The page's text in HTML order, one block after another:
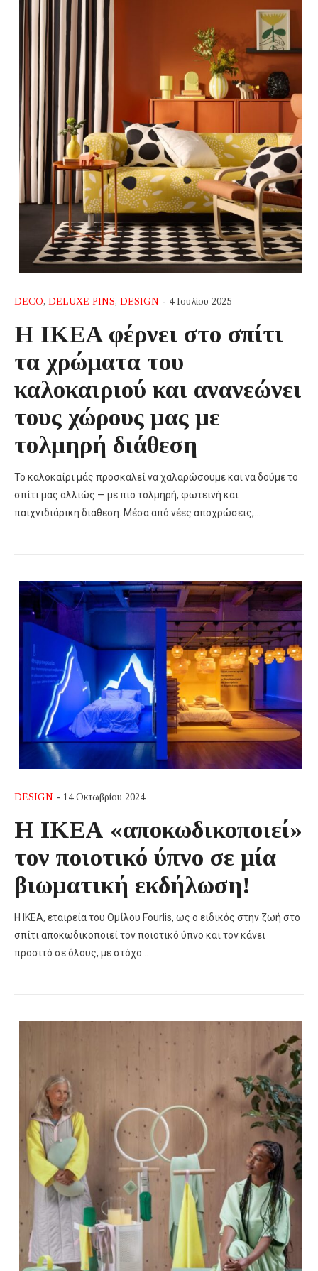
DECO, DELUXE PINS, DESIGN - 4 Ιουλίου 2025
Η IKEA φέρνει στο σπίτι
τα χρώματα του
καλοκαιριού και ανανεώνει
τους χώρους μας με
τολμηρή διάθεση
Το καλοκαίρι μάς προσκαλεί να χαλαρώσουμε και να δούμε το
σπίτι μας αλλιώς — με πιο τολμηρή, φωτεινή και
παιχνιδιάρικη διάθεση. Μέσα από νέες αποχρώσεις,…
DESIGN - 14 Οκτωβρίου 2024
Η ΙΚΕΑ «αποκωδικοποιεί»
τον ποιοτικό ύπνο σε μία
βιωματική εκδήλωση!
Η ΙΚΕΑ, εταιρεία του Ομίλου Fourlis, ως ο ειδικός στην ζωή στο
σπίτι αποκωδικοποιεί τον ποιοτικό ύπνο και τον κάνει
προσιτό σε όλους, με στόχο…